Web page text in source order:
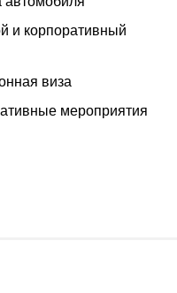
и корпоративный
виза
мероприятия